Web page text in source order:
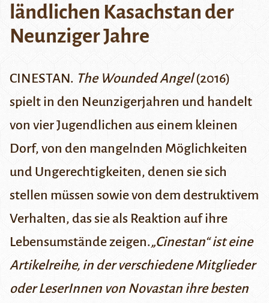
ländlichen Kasachstan der
Neunziger Jahre
CINESTAN. The Wounded Angel(2016)
spielt in den Neunzigerjahren und handelt
von vier Jugendlichen aus einem kleinen
Dorf, von den mangelnden Möglichkeiten
und Ungerechtigkeiten, denen sie sich
stellen müssen sowie von dem destruktivem
Verhalten, das sie als Reaktion auf ihre
Lebensumstände zeigen.„Cinestan“ist eine
Artikelreihe, in der verschiedene Mitglieder
oder LeserInnen von Novastan ihre besten